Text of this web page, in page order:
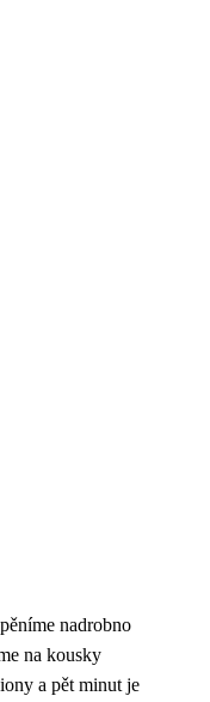
nadrobno
na kousky
a pět minut je